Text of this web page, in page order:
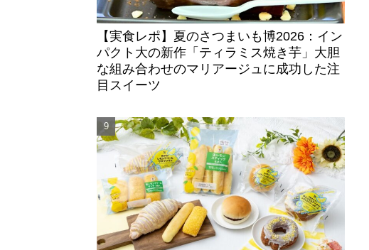
【実食レポ】夏のさつまいも博2026：イン
パクト大の新作「ティラミス焼き芋」大胆
な組み合わせのマリアージュに成功した注
目スイーツ